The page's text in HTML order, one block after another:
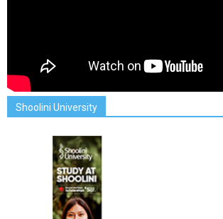
Shoolini University